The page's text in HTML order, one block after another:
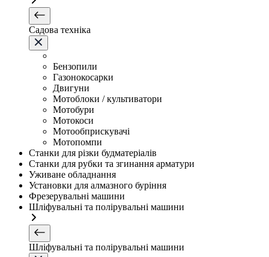
Садова техніка
Бензопили
Газонокосарки
Двигуни
Мотоблоки / культиватори
Мотобури
Мотокоси
Мотообприскувачі
Мотопомпи
Станки для різки будматеріалів
Станки для рубки та згинання арматури
Уживане обладнання
Установки для алмазного буріння
Фрезерувальні машини
Шліфувальні та полірувальні машини
Шліфувальні та полірувальні машини